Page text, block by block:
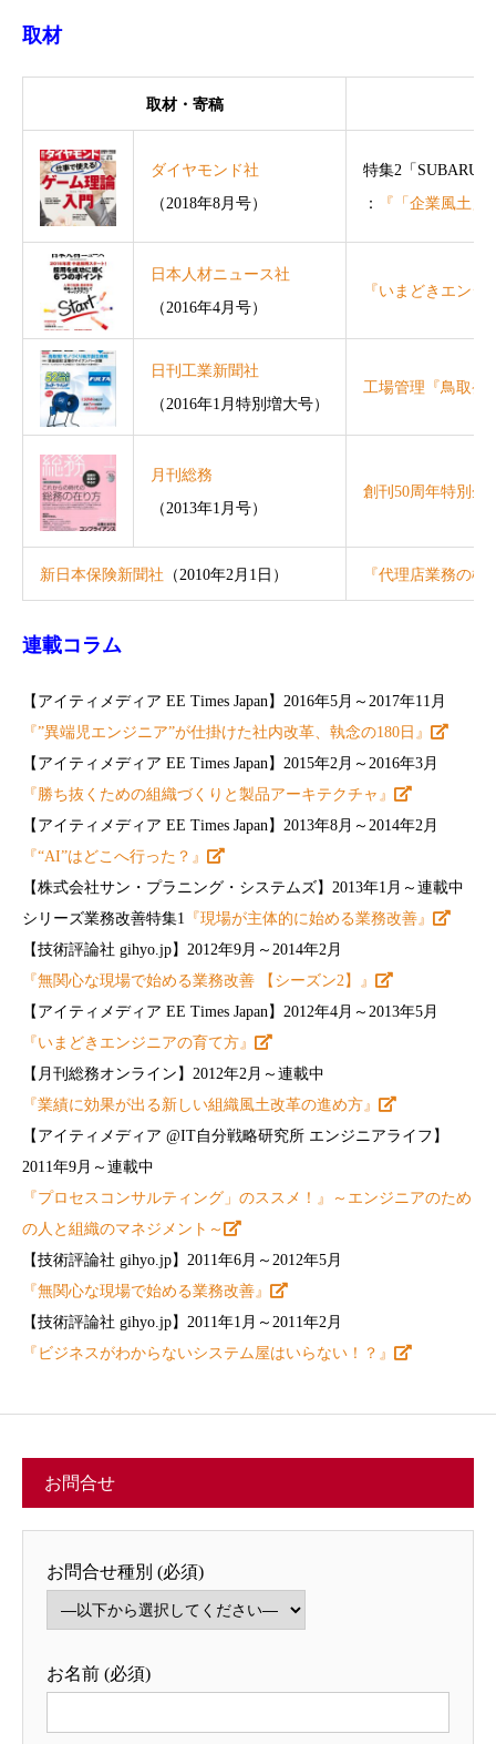
取材
取材・寄稿
ダイヤモンド社
（2018年8月号）
特集2「SUBARU
：
『「企業風土
日本人材ニュース社
（2016年4月号）
『いまどきエン
日刊工業新聞社
（2016年1月特別増大号）
工場管理『鳥取発
月刊総務
（2013年1月号）
創刊50周年特別企
新日本保険新聞社 （2010年2月1日） 『代理店業務の
連載コラム
【アイティメディア EE Times Japan】2016年5月～2017年11月
『”異端児エンジニア”が仕掛けた社内改革、執念の180日』
【アイティメディア EE Times Japan】2015年2月～2016年3月
『勝ち抜くための組織づくりと製品アーキテクチャ』
【アイティメディア EE Times Japan】2013年8月～2014年2月
『“AI”はどこへ行った？』
【株式会社サン・プラニング・システムズ】2013年1月～連載中
シリーズ業務改善特集1 『現場が主体的に始める業務改善』
【技術評論社 gihyo.jp】2012年9月～2014年2月
『無関心な現場で始める業務改善 【シーズン2】』
【アイティメディア EE Times Japan】2012年4月～2013年5月
『いまどきエンジニアの育て方』
【月刊総務オンライン】2012年2月～連載中
『業績に効果が出る新しい組織風土改革の進め方』
【アイティメディア @IT自分戦略研究所 エンジニアライフ】
2011年9月～連載中
『プロセスコンサルティング」のススメ！』～エンジニアのため
の人と組織のマネジメント～
【技術評論社 gihyo.jp】2011年6月～2012年5月
『無関心な現場で始める業務改善』
【技術評論社 gihyo.jp】2011年1月～2011年2月
『ビジネスがわからないシステム屋はいらない！？』
お問合せ
お問合せ種別 (必須)
お名前 (必須)